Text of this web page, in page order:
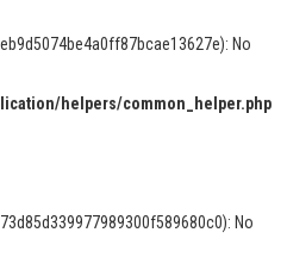
No
helpers/common_helper.php
No